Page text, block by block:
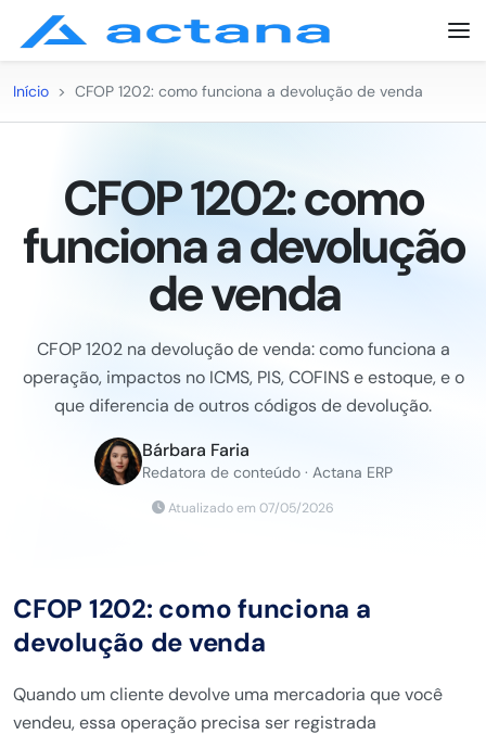
Início > CFOP 1202: como funciona a devolução de venda
CFOP 1202: como
funciona a devolução
de venda
CFOP 1202 na devolução de venda: como funciona a
operação, impactos no ICMS, PIS, COFINS e estoque, e o
que diferencia de outros códigos de devolução.
Bárbara Faria
Redatora de conteúdo · Actana ERP
Atualizado em 07/05/2026
CFOP 1202: como funciona a
devolução de venda
Quando um cliente devolve uma mercadoria que você
vendeu, essa operação precisa ser registrada